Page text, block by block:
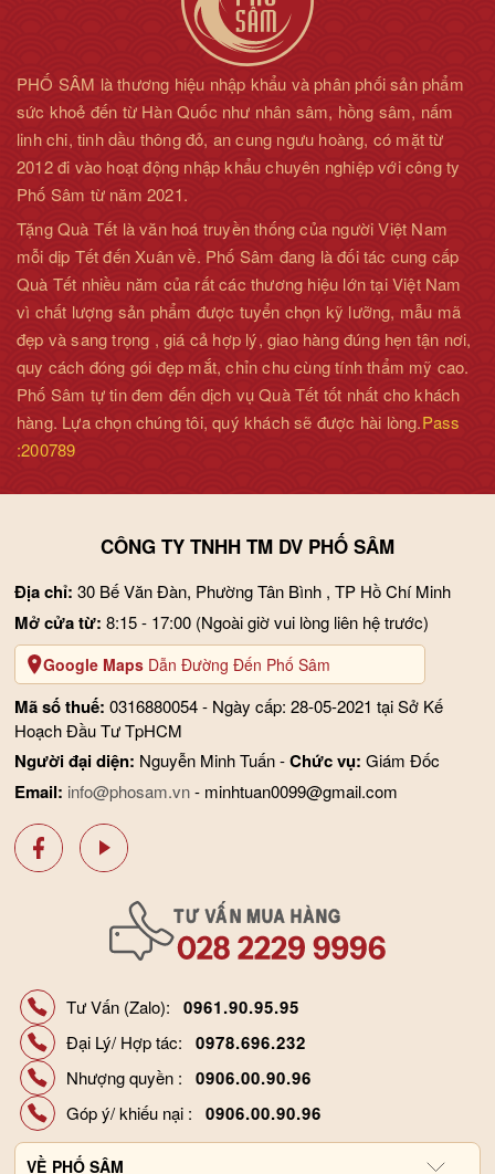
PHỐ SÂM là thương hiệu nhập khẩu và phân phối sản phẩm
sức khoẻ đến từ Hàn Quốc như nhân sâm, hồng sâm, nấm
linh chi, tinh dầu thông đỏ, an cung ngưu hoàng, có mặt từ
2012 đi vào hoạt động nhập khẩu chuyên nghiệp với công ty
Phố Sâm từ năm 2021.
Tặng Quà Tết là văn hoá truyền thống của người Việt Nam
mỗi dịp Tết đến Xuân về. Phố Sâm đang là đối tác cung cấp
Quà Tết nhiều năm của rất các thương hiệu lớn tại Việt Nam
vì chất lượng sản phẩm được tuyển chọn kỹ lưỡng, mẫu mã
đẹp và sang trọng , giá cả hợp lý, giao hàng đúng hẹn tận nơi,
quy cách đóng gói đẹp mắt, chỉn chu cùng tính thẩm mỹ cao.
Phố Sâm tự tin đem đến dịch vụ Quà Tết tốt nhất cho khách
hàng. Lựa chọn chúng tôi, quý khách sẽ được hài lòng.Pass
:200789
CÔNG TY TNHH TM DV PHỐ SÂM
Địa chỉ: 30 Bế Văn Đàn, Phường Tân Bình , TP Hồ Chí Minh
Mở cửa từ:8:15 - 17:00 (Ngoài giờ vui lòng liên hệ trước)
Google Maps Dẫn Đường Đến Phố Sâm
Mã số thuế: 0316880054 - Ngày cấp: 28-05-2021 tại Sở Kế
Hoạch Đầu Tư TpHCM
Người đại diện: Nguyễn Minh Tuấn -Chức vụ: Giám Đốc
Email: info@phosam.vn- minhtuan0099@gmail.com
Tư Vấn (Zalo):0961.90.95.95
Đại Lý/ Hợp tác:0978.696.232
Nhượng quyền :0906.00.90.96
Góp ý/ khiếu nại :0906.00.90.96
VỀ PHỐ SÂM